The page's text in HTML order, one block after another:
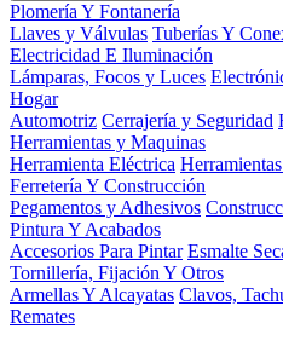
Plomería Y Fontanería
Llaves y Válvulas Tuberías Y
Electricidad E Iluminación
Lámparas, Focos y Luces
Hogar
Automotriz Cerrajería y Seguridad
Herramientas y Maquinas
Herramienta Eléctrica
Ferretería Y Construcción
Pegamentos y Adhesivos
Pintura Y Acabados
Accesorios Para Pintar Esmalte
Tornillería, Fijación Y Otros
Armellas Y Alcayatas Clavos,
Remates